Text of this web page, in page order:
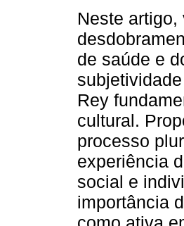
Neste
de saúde e
Rey
cultural.
processo
experiência
social e
importância